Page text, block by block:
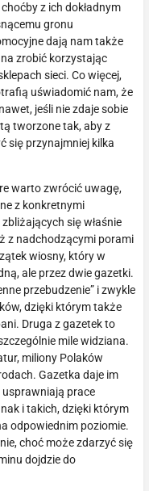
z ich dokładnym
gronu
dają nam także
zrobić korzystając
sieci. Co więcej,
uświadomić nam, że
jeśli nie zdaje sobie
tworzone tak, aby z
się przynajmniej kilka
warto zwrócić uwagę,
z konkretnymi
się właśnie
z nadchodzącymi porami
wiosny, który w
ale przez dwie gazetki.
przebudzenie” i zwykle
dzięki którym także
Druga z gazetek to
mile widziana.
miliony Polaków
Gazetka daje im
prace
i takich, dzięki którym
odpowiednim poziomie.
choć może zdarzyć się
dojdzie do